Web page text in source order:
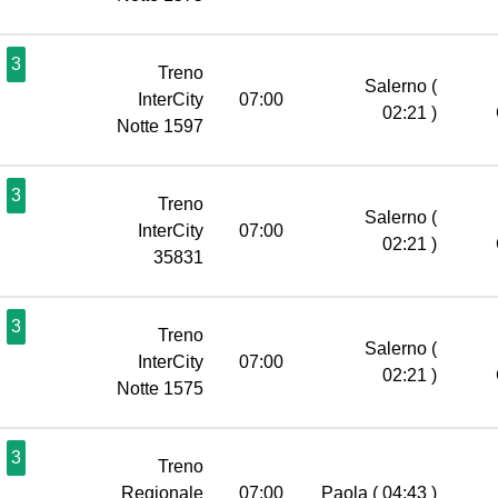
3
Treno
InterCity
Notte 1597
07:00
Salerno (
02:21 )
3
Treno
InterCity
35831
07:00
Salerno (
02:21 )
3
Treno
InterCity
Notte 1575
07:00
Salerno (
02:21 )
3
Treno
Regionale
07:00 Paola ( 04:43 )